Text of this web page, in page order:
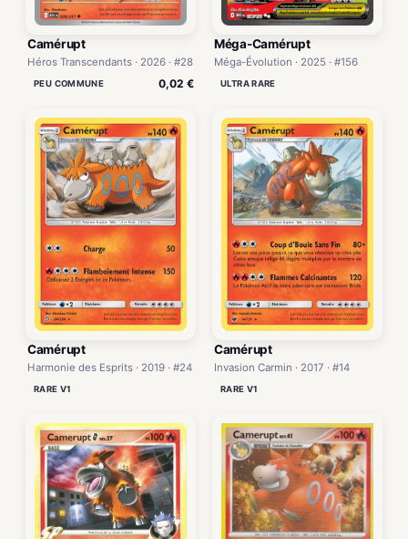
Camérupt
Héros Transcendants · 2026 · #28
PEU COMMUNE 0,02 €
Méga-Camérupt
Méga-Évolution · 2025 · #156
ULTRA RARE
Camérupt
Harmonie des Esprits · 2019 · #24
RARE V1
Camérupt
Invasion Carmin · 2017 · #14
RARE V1